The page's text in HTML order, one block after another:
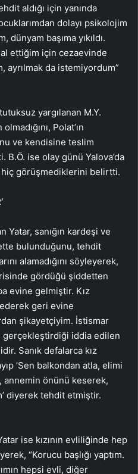
aldığı için yanında
dolayı psikolojim
başıma yıkıldı.
ettiğim için cezaevinde
ayrılmak da istemiyordum”
yargılanan M.Y.
Polat’ın
ve kendisine teslim
B.Ö. ise olay günü Yalova’da
görüşmediklerini belirtti.
Yatar, sanığın kardeşi ve
bulunduğunu, tehdit
alamadığını söyleyerek,
gördüğü şiddetten
evine gelmiştir. Kız
geri evine
şikayetçiyim. İstismar
gerçekleştirdiği iddia edilen
Sanık defalarca kız
’Sen balkondan atla, elimi
annemin önünü keserek,
diyerek tehdit etmiştir.
ise kızının evliliğinde hep
“Korucu başlığı yaptım.
hepsi evli, diğer